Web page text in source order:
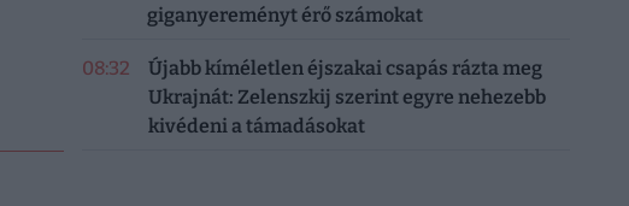
giganyereményt érő számokat
08:32
Újabb kíméletlen éjszakai csapás rázta meg
Ukrajnát: Zelenszkij szerint egyre nehezebb
kivédeni a támadásokat